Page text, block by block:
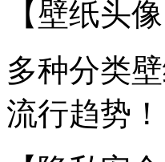
【壁纸头像
多种分类
流行趋势！